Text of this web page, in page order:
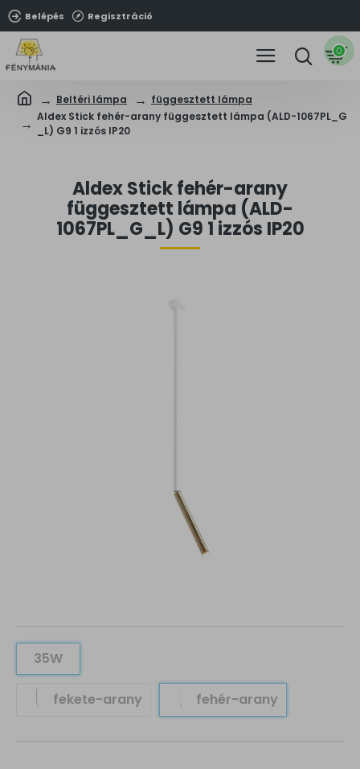
Belépés Regisztráció
0
Beltéri lámpa
függesztett lámpa
Aldex Stick fehér-arany függesztett lámpa (ALD-1067PL_G
_L) G9 1 izzós IP20
Aldex Stick fehér-arany
függesztett lámpa (ALD-
1067PL_G_L) G9 1 izzós IP20
35W
fekete-arany fehér-arany